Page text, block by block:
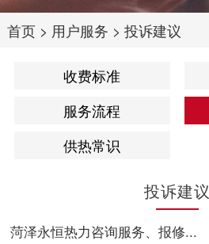
首页> 用户服务 > 投诉建议
收费标准
服务流程
供热常识
投诉建议
菏泽永恒热力咨询服务、报修...